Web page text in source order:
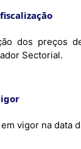
dos preços
Sectorial.
vigor na data